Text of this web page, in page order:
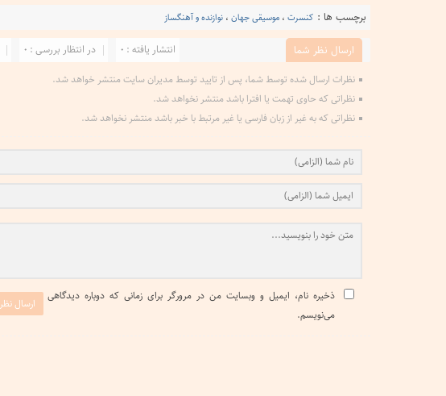
برچسب ها : کنسرت ،موسیقی جهان ،نوازنده و آهنگساز
ارسال نظر شما در انتظار بررسی : 0 انتشار یافته : 0
نظرات ارسال شده توسط شما، پس از تایید توسط مدیران سایت منتشر خواهد شد.
نظراتی که حاوی تهمت یا افترا باشد منتشر نخواهد شد.
نظراتی که به غیر از زبان فارسی یا غیر مرتبط با خبر باشد منتشر نخواهد شد.
ارسال نظر
ذخیره نام، ایمیل و وبسایت من در مرورگر برای زمانی که دوباره دیدگاهی
می‌نویسم.